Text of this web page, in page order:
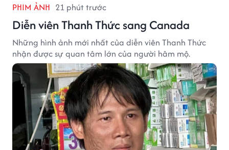
PHIM ẢNH 21 phút trước
Diễn viên Thanh Thức sang Canada
Những hình ảnh mới nhất của diễn viên Thanh Thức
nhận được sự quan tâm lớn của người hâm mộ.